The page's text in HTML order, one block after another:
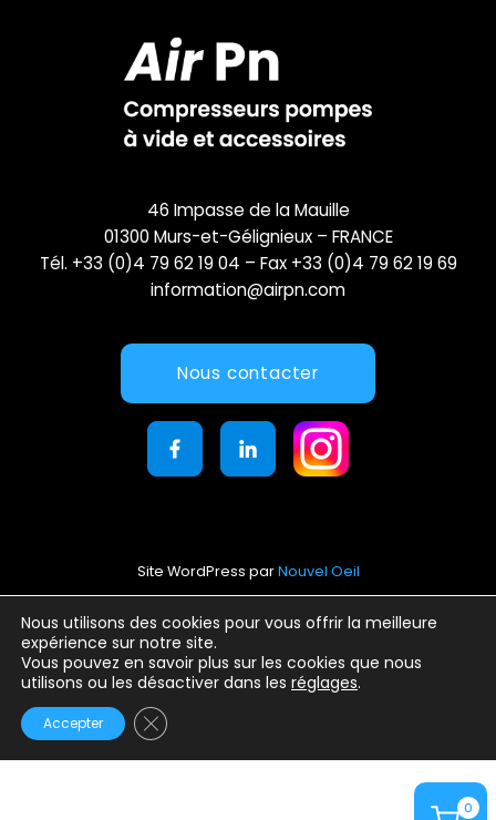
0
Nous utilisons des cookies pour vous offrir la meilleure
expérience sur notre site.
Vous pouvez en savoir plus sur les cookies que nous
utilisons ou les désactiver dans les réglages.
Accepter Fermer la bannière des cookies GDPR
46 Impasse de la Mauille
01300 Murs-et-Gélignieux – FRANCE
Tél. +33 (0)4 79 62 19 04 – Fax +33 (0)4 79 62 19 69
information@airpn.com
Nous contacter
Site WordPress parNouvel Oeil
Mentions légales
Conditions générales d’utilisation
Politique de confidentialité